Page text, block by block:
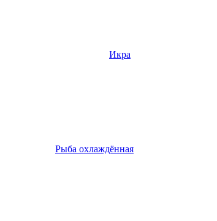
Икра
Рыба охлаждённая